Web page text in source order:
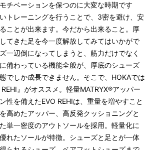
チベーションを保つのに大変な時期です
トレーニングを行うことで、3密を避け、安
ことが出来ます。今だから出来ること。厚
てきた足を今一度解放してみてはいかがで
一辺倒になってしまうと、筋力だけでなく
備わっている機能全般が、厚底のシューズ
でしか成長できません。そこで、HOKAでは
』がオススメ。軽量MATRYX®アッパー
性を備えたEVO REHIは、重量を増やすこと
高めたアッパー、高反発クッショニングと
単一密度のアウトソールを採用。軽量化に
れたソールが特徴。シューズと足とが一体